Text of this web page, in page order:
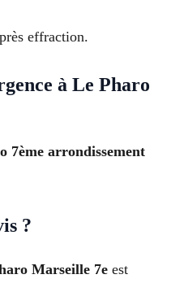
effraction.
à Le Pharo
7ème arrondissement
?
Marseille 7e est